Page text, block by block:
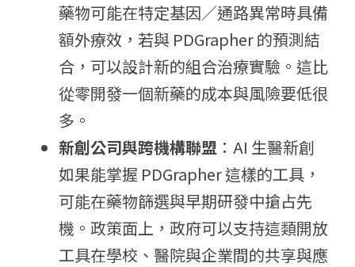
藥物可能在特定基因／通路異常時具備
額外療效，若與 PDGrapher 的預測結
合，可以設計新的組合治療實驗。這比
從零開發一個新藥的成本與風險要低很
多。
新創公司與跨機構聯盟 ：AI 生醫新創
如果能掌握 PDGrapher 這樣的工具，
可能在藥物篩選與早期研發中搶占先
機。政策面上，政府可以支持這類開放
工具在學校、醫院與企業間的共享與應